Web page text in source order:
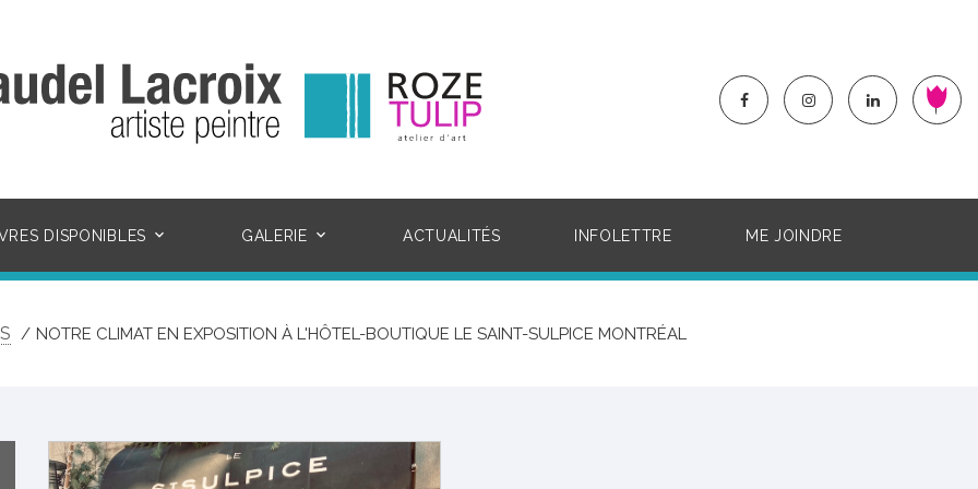
DISPONIBLES GALERIE ACTUALITÉS INFOLETTRE ME JOINDRE
NOTRE CLIMAT EN EXPOSITION À L'HÔTEL-BOUTIQUE LE SAINT-SULPICE MONTRÉAL